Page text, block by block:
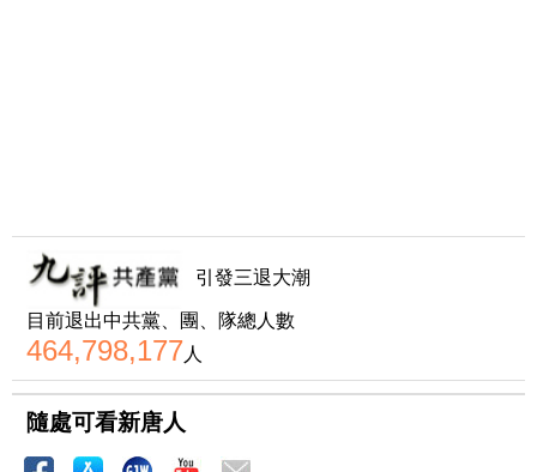
引發三退大潮
目前退出中共黨、團、隊總人數
464,798,177人
隨處可看新唐人